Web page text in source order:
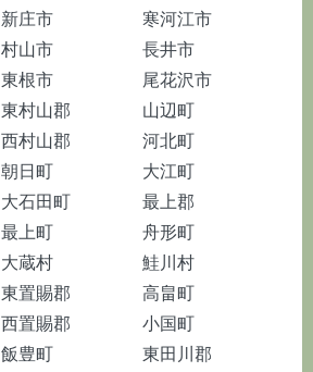
新庄市
寒河江市
村山市
長井市
東根市
尾花沢市
東村山郡
山辺町
西村山郡
河北町
朝日町
大江町
大石田町
最上郡
最上町
舟形町
大蔵村
鮭川村
東置賜郡
高畠町
西置賜郡
小国町
飯豊町
東田川郡